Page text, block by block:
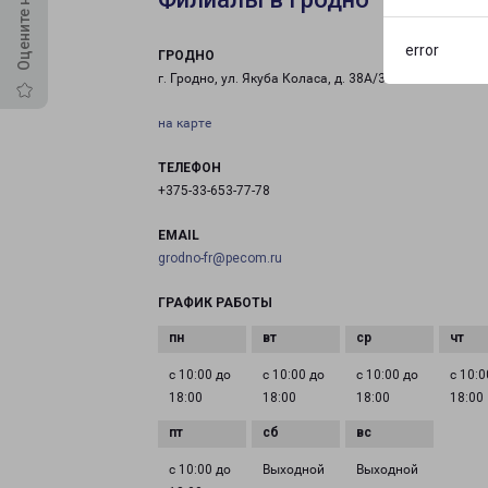
error
ГРОДНО
г. Гродно, ул. Якуба Коласа, д. 38А/3
на карте
ТЕЛЕФОН
+375-33-653-77-78
EMAIL
grodno-fr@pecom.ru
ГРАФИК РАБОТЫ
с 10:00 до
18:00
с 10:00 до
18:00
с 10:00 до
18:00
с
18:00
с 10:00 до
Выходной Выходной